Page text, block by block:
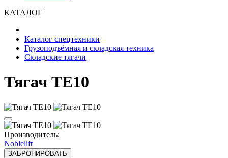
КАТАЛОГ
Каталог спецтехники
Грузоподъёмная и складская техника
Складские тягачи
Тягач TE10
Производитель:
Noblelift
ЗАБРОНИРОВАТЬ